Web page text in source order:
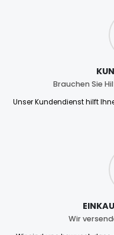
Brauchen Sie
Unser Kundendienst hilft
Wir